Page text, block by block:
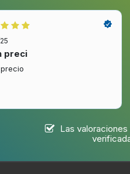
preci
Las valoraciones